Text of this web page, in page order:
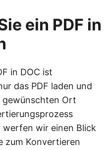
ein PDF in
in DOC ist
das PDF laden und
gewünschten Ort
werfen wir einen Blick
zum Konvertieren